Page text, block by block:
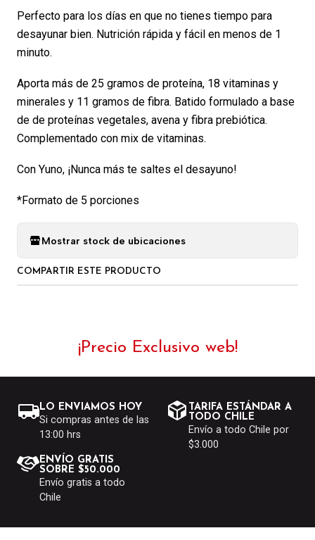
Perfecto para los días en que no tienes tiempo para
desayunar bien. Nutrición rápida y fácil en menos de 1
minuto.
Aporta más de 25 gramos de proteína, 18 vitaminas y
minerales y 11 gramos de fibra. Batido formulado a base
de de proteínas vegetales, avena y fibra prebiótica.
Complementado con mix de vitaminas.
Con Yuno, ¡Nunca más te saltes el desayuno!
*Formato de 5 porciones
Mostrar stock de ubicaciones
COMPARTIR ESTE PRODUCTO
¡Precio Exclusivo web!
LO ENVIAMOS HOY
Si compras antes de las
13:00 hrs
TARIFA ESTÁNDAR A
TODO CHILE
Envío a todo Chile por
$3.000
ENVÍO GRATIS
SOBRE $50.000
Envío gratis a todo
Chile